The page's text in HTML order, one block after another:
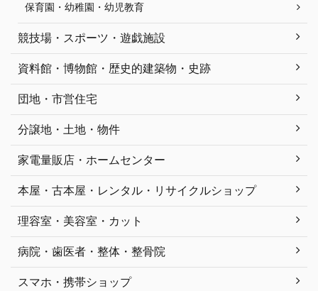
保育園・幼稚園・幼児教育
競技場・スポーツ・遊戯施設
資料館・博物館・歴史的建築物・史跡
団地・市営住宅
分譲地・土地・物件
家電量販店・ホームセンター
本屋・古本屋・レンタル・リサイクルショップ
理容室・美容室・カット
病院・歯医者・整体・整骨院
スマホ・携帯ショップ